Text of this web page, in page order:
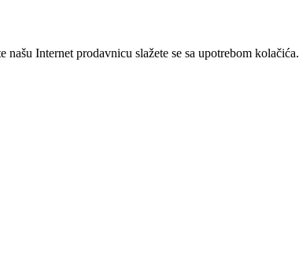
Internet prodavnicu slažete se sa upotrebom kolačića.